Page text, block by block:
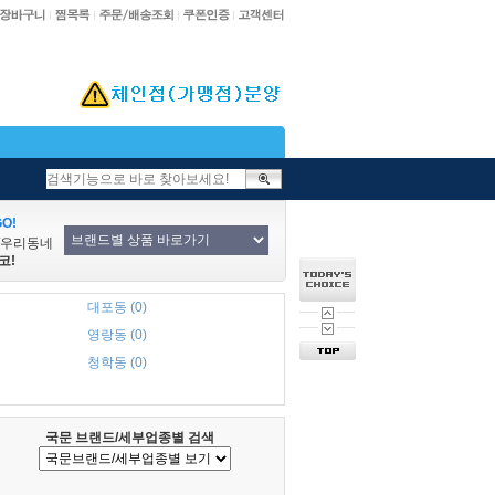
리동네
!
대포동 (0)
영랑동 (0)
청학동 (0)
국문 브랜드/세부업종별 검색